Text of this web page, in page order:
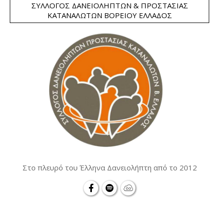
ΣΎΛΛΟΓΟΣ ΔΑΝΕΙΟΛΗΠΤΏΝ & ΠΡΟΣΤΑΣΊΑΣ
ΚΑΤΑΝΑΛΩΤΏΝ ΒΟΡΕΊΟΥ ΕΛΛΆΔΟΣ
Στο πλευρό του Έλληνα Δανειολήπτη από το 2012